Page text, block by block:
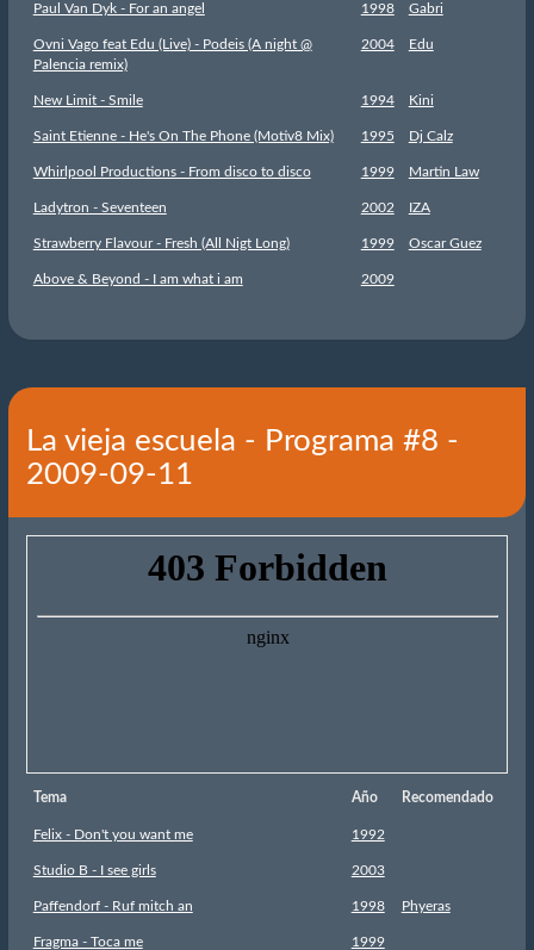
Paul Van Dyk - For an angel 1998 Gabri
Ovni Vago feat Edu (Live) - Podeis (A night @
Palencia remix)
2004 Edu
New Limit - Smile 1994 Kini
Saint Etienne - He's On The Phone (Motiv8 Mix) 1995 Dj Calz
Whirlpool Productions - From disco to disco 1999 Martin Law
Ladytron - Seventeen 2002 IZA
Strawberry Flavour - Fresh (All Nigt Long) 1999 Oscar Guez
Above & Beyond - I am what i am 2009
La vieja escuela - Programa #8 -
2009-09-11
Tema Año Recomendado
Felix - Don't you want me 1992
Studio B - I see girls 2003
Paffendorf - Ruf mitch an 1998 Phyeras
Fragma - Toca me 1999